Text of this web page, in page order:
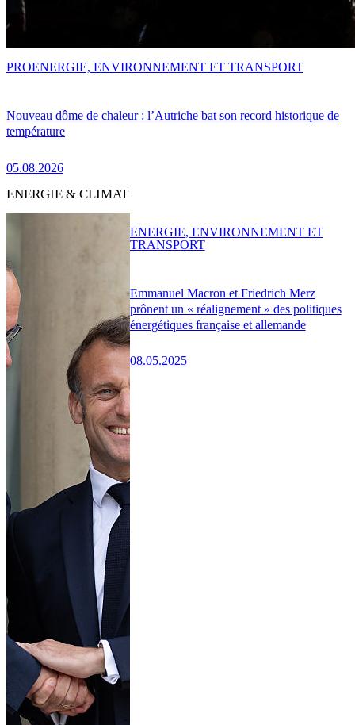
Nouveau dôme de chaleur : l’Autriche bat son record historique de
température
05.08.2026
PROENERGIE, ENVIRONNEMENT ET TRANSPORT
ENERGIE & CLIMAT
Emmanuel Macron et Friedrich Merz
prônent un « réalignement » des politiques
énergétiques française et allemande
08.05.2025
ENERGIE, ENVIRONNEMENT ET
TRANSPORT